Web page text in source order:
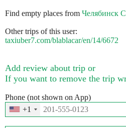
Find empty places from Челябинск
Other trips of this user:
taxiuber7.com/blablacar/en/14/6672
Add review about trip or
If you want to remove the trip
Phone (not shown on App)
+1